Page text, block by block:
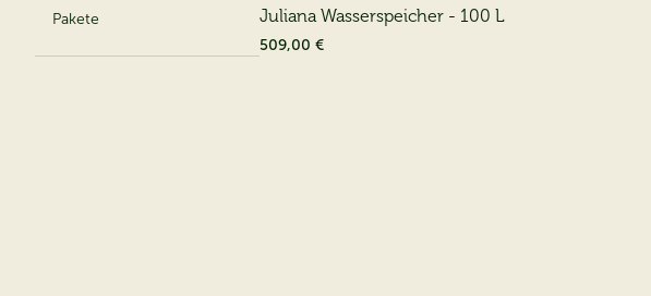
Pakete Juliana Wasserspeicher - 100 L
509,00 €